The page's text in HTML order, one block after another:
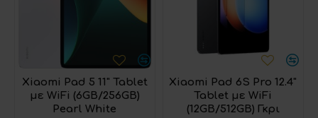
Xiaomi Pad 5 11" Tablet
με WiFi (6GB/256GB)
Pearl White
Xiaomi Pad 6S Pro 12.4"
Tablet με WiFi
(12GB/512GB) Γκρι